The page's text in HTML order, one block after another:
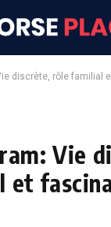
discrète, rôle familial et
Vie
et